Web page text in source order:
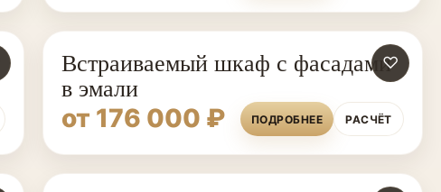
♡
Встраиваемый шкаф с фасадами
в эмали
от 176 000 ₽
ПОДРОБНЕЕ РАСЧЁТ